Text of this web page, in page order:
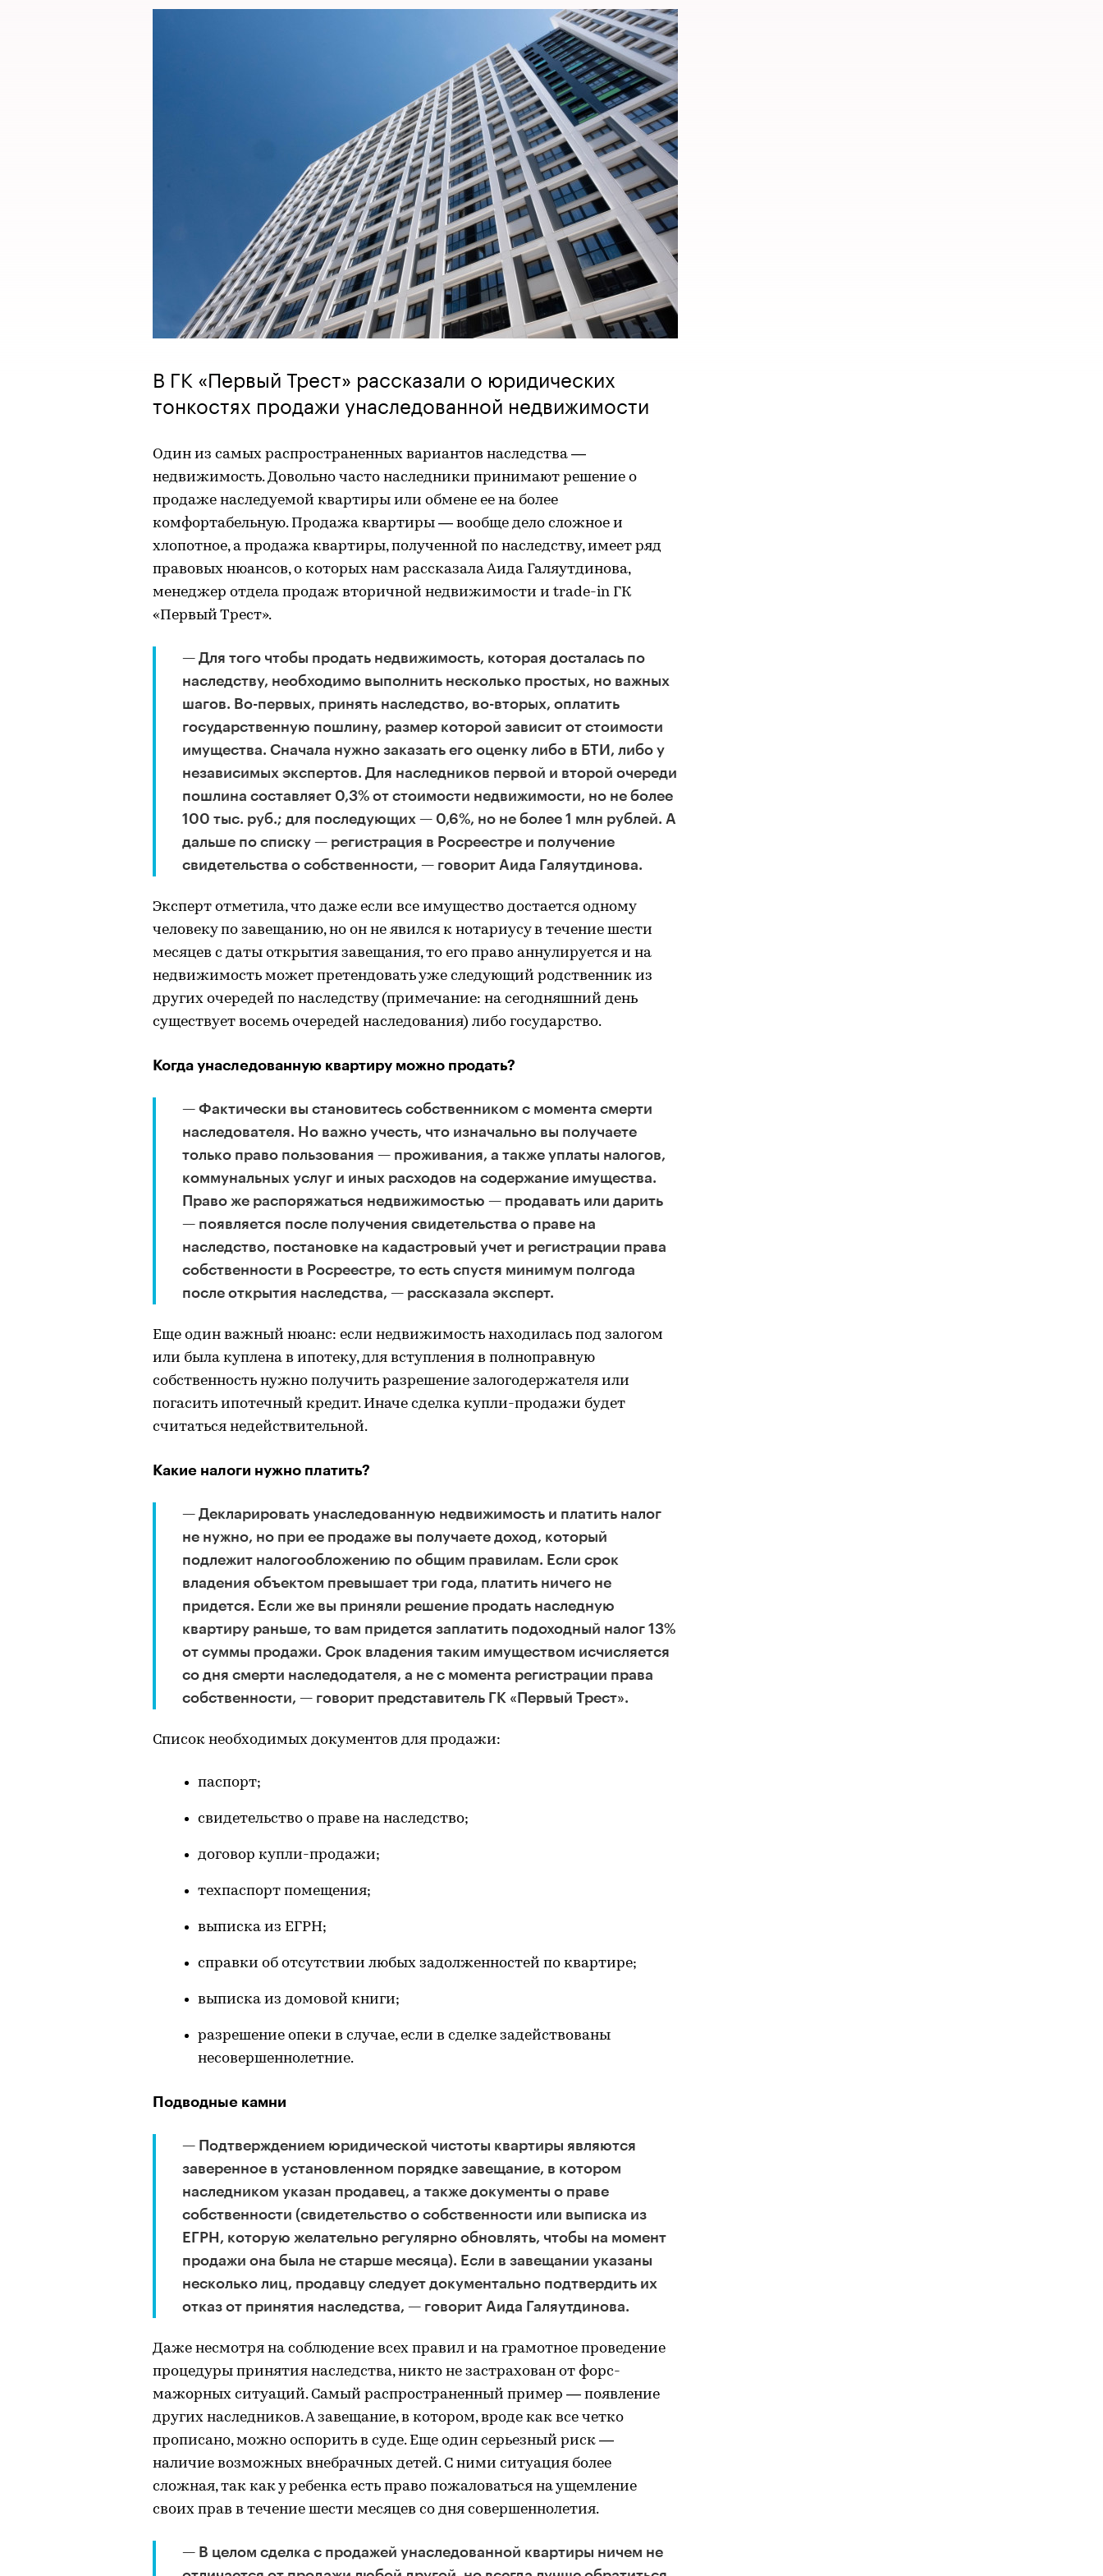
В ГК «Первый Трест» рассказали о юридических
тонкостях продажи унаследованной недвижимости
Один из самых распространенных вариантов наследства —
недвижимость. Довольно часто наследники принимают решение о
продаже наследуемой квартиры или обмене ее на более
комфортабельную. Продажа квартиры — вообще дело сложное и
хлопотное, а продажа квартиры, полученной по наследству, имеет ряд
правовых нюансов, о которых нам рассказала Аида Галяутдинова,
менеджер отдела продаж вторичной недвижимости и trade-in ГК
«Первый Трест».
— Для того чтобы продать недвижимость, которая досталась по
наследству, необходимо выполнить несколько простых, но важных
шагов. Во-первых, принять наследство, во-вторых, оплатить
государственную пошлину, размер которой зависит от стоимости
имущества. Сначала нужно заказать его оценку либо в БТИ, либо у
независимых экспертов. Для наследников первой и второй очереди
пошлина составляет 0,3% от стоимости недвижимости, но не более
100 тыс. руб.; для последующих — 0,6%, но не более 1 млн рублей. А
дальше по списку — регистрация в Росреестре и получение
свидетельства о собственности, — говорит Аида Галяутдинова.
Эксперт отметила, что даже если все имущество достается одному
человеку по завещанию, но он не явился к нотариусу в течение шести
месяцев с даты открытия завещания, то его право аннулируется и на
недвижимость может претендовать уже следующий родственник из
других очередей по наследству (примечание: на сегодняшний день
существует восемь очередей наследования) либо государство.
Когда унаследованную квартиру можно продать?
— Фактически вы становитесь собственником с момента смерти
наследователя. Но важно учесть, что изначально вы получаете
только право пользования — проживания, а также уплаты налогов,
коммунальных услуг и иных расходов на содержание имущества.
Право же распоряжаться недвижимостью — продавать или дарить
— появляется после получения свидетельства о праве на
наследство, постановке на кадастровый учет и регистрации права
собственности в Росреестре, то есть спустя минимум полгода
после открытия наследства, — рассказала эксперт.
Еще один важный нюанс: если недвижимость находилась под залогом
или была куплена в ипотеку, для вступления в полноправную
собственность нужно получить разрешение залогодержателя или
погасить ипотечный кредит. Иначе сделка купли-продажи будет
считаться недействительной.
Какие налоги нужно платить?
— Декларировать унаследованную недвижимость и платить налог
не нужно, но при ее продаже вы получаете доход, который
подлежит налогообложению по общим правилам. Если срок
владения объектом превышает три года, платить ничего не
придется. Если же вы приняли решение продать наследную
квартиру раньше, то вам придется заплатить подоходный налог 13%
от суммы продажи. Срок владения таким имуществом исчисляется
со дня смерти наследодателя, а не с момента регистрации права
собственности, — говорит представитель ГК «Первый Трест».
Список необходимых документов для продажи:
паспорт;
свидетельство о праве на наследство;
договор купли-продажи;
техпаспорт помещения;
выписка из ЕГРН;
справки об отсутствии любых задолженностей по квартире;
выписка из домовой книги;
разрешение опеки в случае, если в сделке задействованы
несовершеннолетние.
Подводные камни
— Подтверждением юридической чистоты квартиры являются
заверенное в установленном порядке завещание, в котором
наследником указан продавец, а также документы о праве
собственности (свидетельство о собственности или выписка из
ЕГРН, которую желательно регулярно обновлять, чтобы на момент
продажи она была не старше месяца). Если в завещании указаны
несколько лиц, продавцу следует документально подтвердить их
отказ от принятия наследства, — говорит Аида Галяутдинова.
Даже несмотря на соблюдение всех правил и на грамотное проведение
процедуры принятия наследства, никто не застрахован от форс-
мажорных ситуаций. Самый распространенный пример — появление
других наследников. А завещание, в котором, вроде как все четко
прописано, можно оспорить в суде. Еще один серьезный риск —
наличие возможных внебрачных детей. С ними ситуация более
сложная, так как у ребенка есть право пожаловаться на ущемление
своих прав в течение шести месяцев со дня совершеннолетия.
— В целом сделка с продажей унаследованной квартиры ничем не